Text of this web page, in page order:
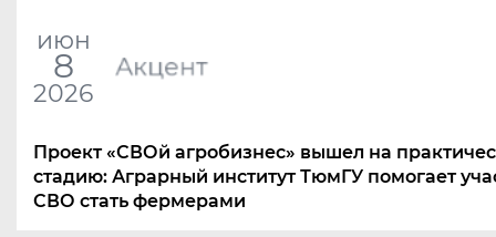
июн
8
2026
Акцент
Проект «СВОй агробизнес» вышел на
стадию: Аграрный институт ТюмГУ помогает
СВО стать фермерами